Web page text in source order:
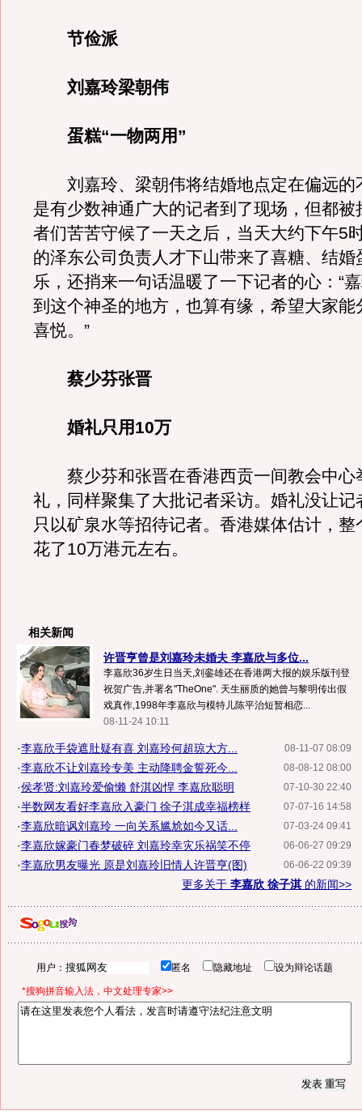
节俭派
刘嘉玲梁朝伟
蛋糕“一物两用”
刘嘉玲、梁朝伟将结婚地点定在偏远的
是有少数神通广大的记者到了现场，但都被
者们苦苦守候了一天之后，当天大约下午5
的泽东公司负责人才下山带来了喜糖、结婚
乐，还捎来一句话温暖了一下记者的心：“
到这个神圣的地方，也算有缘，希望大家能
喜悦。”
蔡少芬张晋
婚礼只用10万
蔡少芬和张晋在香港西贡一间教会中心
礼，同样聚集了大批记者采访。婚礼没让记
只以矿泉水等招待记者。香港媒体估计，整
花了10万港元左右。
相关新闻
许晋亨曾是刘嘉玲未婚夫 李嘉欣与多位...
李嘉欣36岁生日当天,刘銮雄还在香港两大报的娱乐版刊登
祝贺广告,并署名"TheOne". 天生丽质的她曾与黎明传出假
戏真作,1998年李嘉欣与模特儿陈平治短暂相恋...
08-11-24 10:11
08-11-07 08:09
·李嘉欣手袋遮肚疑有喜 刘嘉玲何超琼大方...
08-08-12 08:00
·李嘉欣不让刘嘉玲专美 主动降聘金誓死今...
07-10-30 22:40
·侯孝贤:刘嘉玲爱偷懒 舒淇凶悍 李嘉欣聪明
07-07-16 14:58
·半数网友看好李嘉欣入豪门 徐子淇成幸福榜样
07-03-24 09:41
·李嘉欣暗讽刘嘉玲 一向关系尴尬如今又话...
06-06-27 09:29
·李嘉欣嫁豪门春梦破碎 刘嘉玲幸灾乐祸笑不停
06-06-22 09:39
·李嘉欣男友曝光 原是刘嘉玲旧情人许晋亨(图)
更多关于 李嘉欣 徐子淇的新闻>>
用户： 匿名 隐藏地址 设为辩论话题
*搜狗拼音输入法，中文处理专家>>